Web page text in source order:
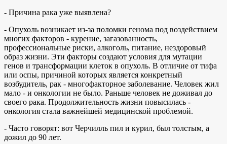
- Причина рака уже выявлена?
- Опухоль возникает из-за поломки генома под воздействием
многих факторов - курение, загазованность,
профессиональные риски, алкоголь, питание, нездоровый
образ жизни. Эти факторы создают условия для мутации
генов и трансформации клеток в опухоль. В отличие от тифа
или оспы, причиной которых является конкретный
возбудитель, рак - многофакторное заболевание. Человек жил
мало - и онкологии не было. Раньше человек не доживал до
своего рака. Продолжительность жизни повысилась -
онкология стала важнейшей медицинской проблемой.
- Часто говорят: вот Черчилль пил и курил, был толстым, а
дожил до 90 лет.